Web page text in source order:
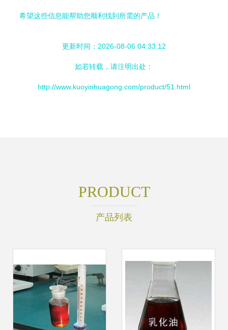
希望这些信息能帮助您顺利找到所需的产品！
更新时间：2026-08-06 04:33:12
如若转载，请注明出处：
http://www.kuoyinhuagong.com/product/51.html
PRODUCT
产品列表